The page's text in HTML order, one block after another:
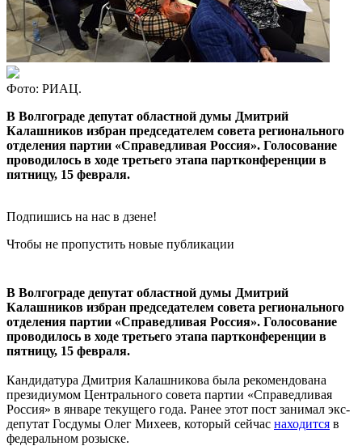
Фото: РИАЦ.
В Волгограде депутат областной думы Дмитрий
Калашников избран председателем совета регионального
отделения партии «Справедливая Россия». Голосование
проводилось в ходе третьего этапа партконференции в
пятницу, 15 февраля.
Подпишись на нас в дзене!
Чтобы не пропустить новые публикации
В Волгограде депутат областной думы Дмитрий
Калашников избран председателем совета регионального
отделения партии «Справедливая Россия». Голосование
проводилось в ходе третьего этапа партконференции в
пятницу, 15 февраля.
Кандидатура Дмитрия Калашникова была рекомендована
президиумом Центрального совета партии «Справедливая
Россия» в январе текущего года. Ранее этот пост занимал экс-
депутат Госдумы Олег Михеев, который сейчас находится в
федеральном розыске.